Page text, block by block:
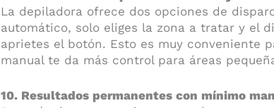
La depiladora ofrece dos opciones de
automático, solo eliges la zona a tratar y el
aprietes el botón. Esto es muy conveniente
manual te da más control para áreas
10. Resultados permanentes con mínimo